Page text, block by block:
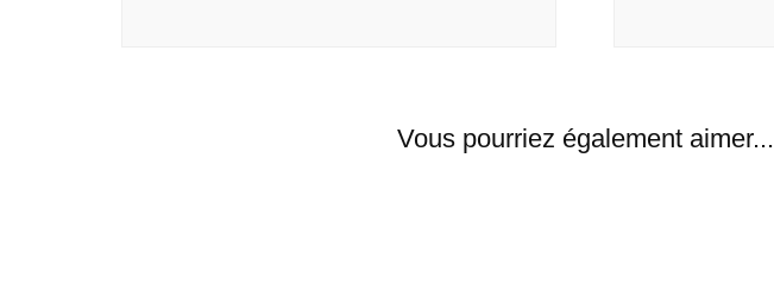
Vous pourriez également aimer...